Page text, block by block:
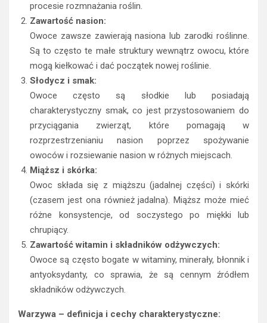
procesie rozmnażania roślin.
Zawartość nasion:
Owoce zawsze zawierają nasiona lub zarodki roślinne.
Są to często te małe struktury wewnątrz owocu, które
mogą kiełkować i dać początek nowej roślinie.
Słodycz i smak:
Owoce często są słodkie lub posiadają
charakterystyczny smak, co jest przystosowaniem do
przyciągania zwierząt, które pomagają w
rozprzestrzenianiu nasion poprzez spożywanie
owoców i rozsiewanie nasion w różnych miejscach.
Miąższ i skórka:
Owoc składa się z miąższu (jadalnej części) i skórki
(czasem jest ona również jadalna). Miąższ może mieć
różne konsystencje, od soczystego po miękki lub
chrupiący.
Zawartość witamin i składników odżywczych:
Owoce są często bogate w witaminy, minerały, błonnik i
antyoksydanty, co sprawia, że są cennym źródłem
składników odżywczych.
Warzywa – definicja i cechy charakterystyczne: